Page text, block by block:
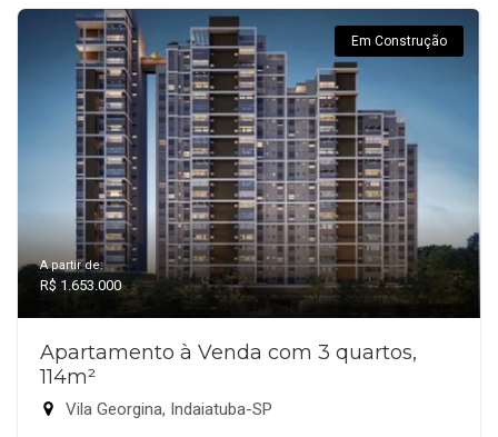
Em Construção
A partir de:
R$ 1.653.000
Apartamento à Venda com 3 quartos,
114m²
Vila Georgina, Indaiatuba-SP